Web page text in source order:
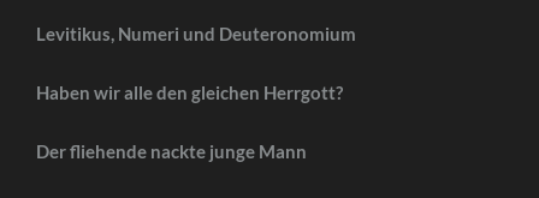
Levitikus, Numeri und Deuteronomium
Haben wir alle den gleichen Herrgott?
Der fliehende nackte junge Mann